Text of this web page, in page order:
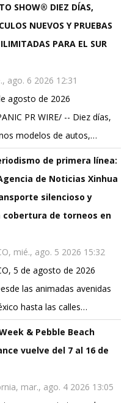
SHOW® DIEZ DÍAS,
NUEVOS Y PRUEBAS
PARA EL SUR
ago. 6 2026 12:31
agosto de 2026
PR WIRE/ -- Diez días,
modelos de autos,…
de primera línea:
de Noticias Xinhua
silencioso y
cobertura de torneos en
mié., ago. 5 2026 15:32
5 de agosto de 2026
las animadas avenidas
hasta las calles…
& Pebble Beach
vuelve del 7 al 16 de
mar., ago. 4 2026 13:05